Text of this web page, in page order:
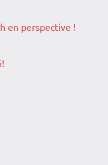
en perspective !